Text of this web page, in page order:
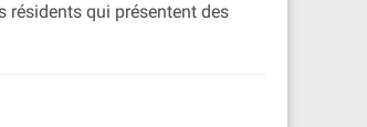
résidents qui présentent des